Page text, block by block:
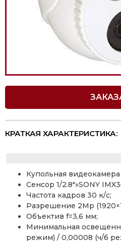
КРАТКАЯ ХАРАКТЕРИСТИКА:
Купольная
Сенсор 1/2.8″»SONY
Частота кадров 30 к/с;
Разрешение 2Mp
Объектив f=3,6 мм;
Минимальная
режим) / 0,00008 (ч/б